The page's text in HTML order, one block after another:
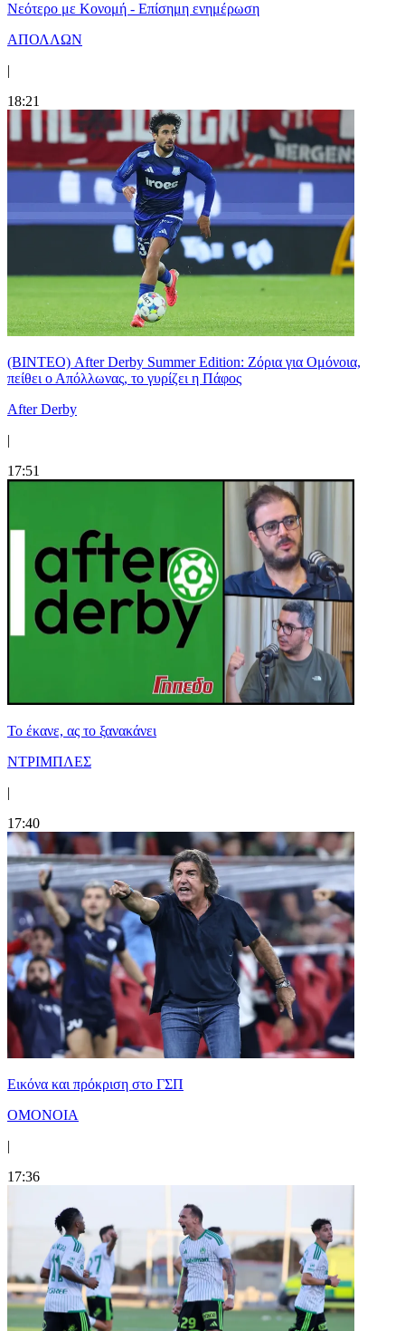
Νεότερο με Κονομή - Επίσημη ενημέρωση
ΑΠΟΛΛΩΝ
|
18:21
(ΒΙΝΤΕΟ) After Derby Summer Edition: Ζόρια για Ομόνοια,
πείθει ο Απόλλωνας, το γυρίζει η Πάφος
After Derby
|
17:51
Το έκανε, ας το ξανακάνει
ΝΤΡΙΜΠΛΕΣ
|
17:40
Εικόνα και πρόκριση στο ΓΣΠ
ΟΜΟΝΟΙΑ
|
17:36